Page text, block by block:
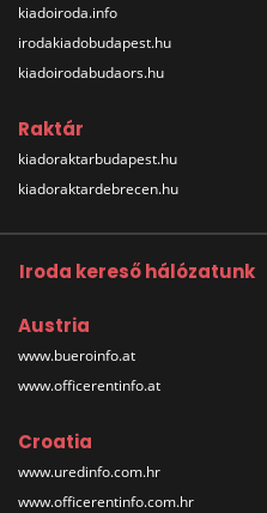
kiadoiroda.info
irodakiadobudapest.hu
kiadoirodabudaors.hu
Raktár
kiadoraktarbudapest.hu
kiadoraktardebrecen.hu
Iroda kereső hálózatunk
Austria
www.bueroinfo.at
www.officerentinfo.at
Croatia
www.uredinfo.com.hr
www.officerentinfo.com.hr